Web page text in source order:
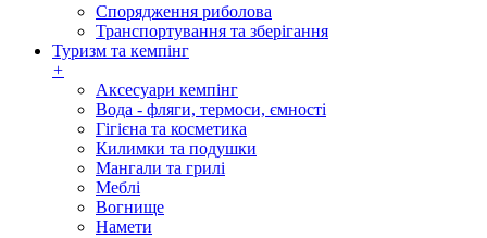
Спорядження риболова
Транспортування та зберігання
Туризм та кемпінг
+
Аксесуари кемпінг
Вода - фляги, термоси, ємності
Гігієна та косметика
Килимки та подушки
Мангали та грилі
Меблі
Вогнище
Намети